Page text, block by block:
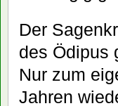
Der
des Ödipus
Nur zum
Jahren